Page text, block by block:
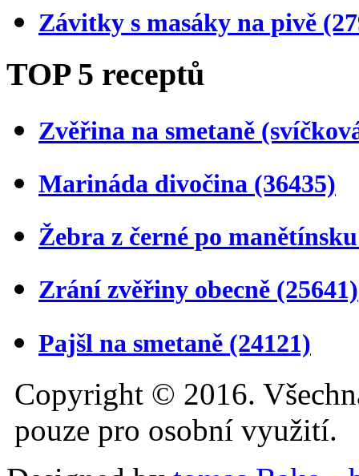
Závitky s masáky na pivě
TOP 5 receptů
Zvěřina na smetaně
Marináda divočina (36435)
Žebra z černé po
Zrání zvěřiny obecně (25641)
Pajšl na smetaně (24121)
Copyright © 2016.
pouze pro osobní využití.